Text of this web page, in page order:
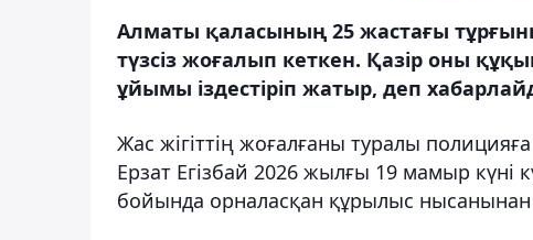
Алматы қаласының 25 жастағы
түзсіз жоғалып кеткен. Қазір оны
ұйымы іздестіріп жатыр, деп
Жас жігіттің жоғалғаны туралы
Ерзат Егізбай 2026 жылғы 19 мамыр күні
бойында орналасқан құрылыс